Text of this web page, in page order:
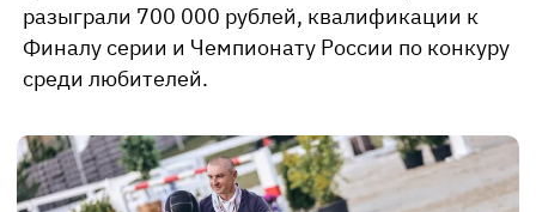
разыграли 700 000 рублей, квалификации к
Финалу серии и Чемпионату России по конкуру
среди любителей.